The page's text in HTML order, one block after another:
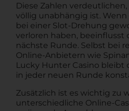
Diese Zahlen
völlig unabhängig ist. Wenn
bei einer Slot‑Drehung
verloren haben, beeinflusst
nächste Runde. Selbst bei
Online‑Anbietern wie
Lucky Hunter Casino bleibt
in jeder neuen Runde
Zusätzlich ist es wichtig zu
unterschiedliche